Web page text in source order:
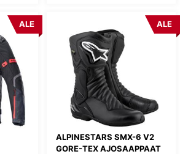
ALE
ALPINESTARS SMX-6 V2
GORE-TEX AJOSAAPPAAT
ALE